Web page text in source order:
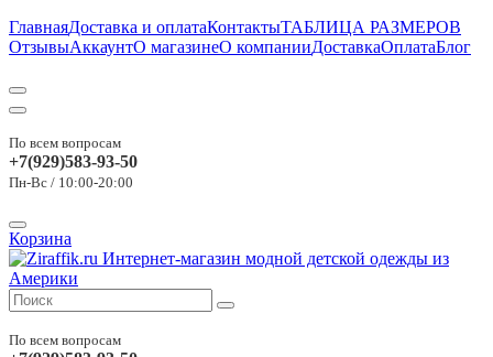
ГлавнаяДоставка и оплатаКонтактыТАБЛИЦА РАЗМЕРОВ
ОтзывыАккаунтО магазинеО компанииДоставкаОплатаБлог
По всем вопросам
+7(929)583-93-50
Пн-Вс / 10:00-20:00
Корзина
По всем вопросам